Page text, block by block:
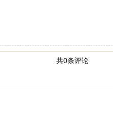
共0条评论